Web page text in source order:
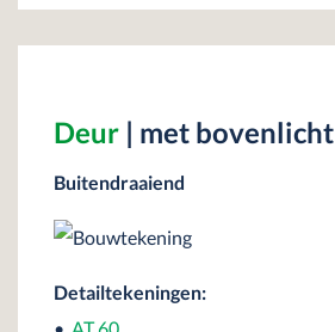
Deur | met bovenlicht
Buitendraaiend
Detailtekeningen: